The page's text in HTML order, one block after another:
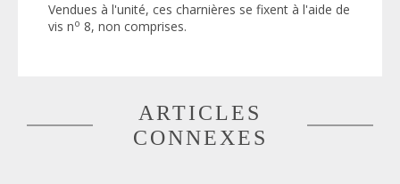
Vendues à l'unité, ces charnières se fixent à l'aide de
vis no 8, non comprises.
ARTICLES
CONNEXES